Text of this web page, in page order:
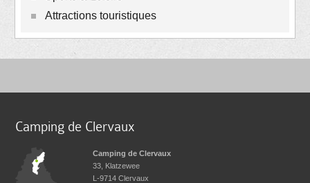
Attractions touristiques
Camping de Clervaux
Camping de Clervaux
33, Klatzewee
L-9714 Clervaux